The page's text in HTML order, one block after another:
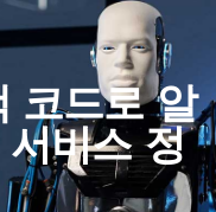
코드로 알
비스 정